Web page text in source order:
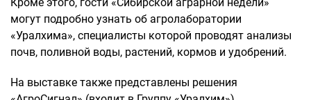
могут подробно узнать об агролаборатории
«Уралхима», специалисты которой проводят анализы
почв, поливной воды, растений, кормов и удобрений.
На выставке также представлены решения